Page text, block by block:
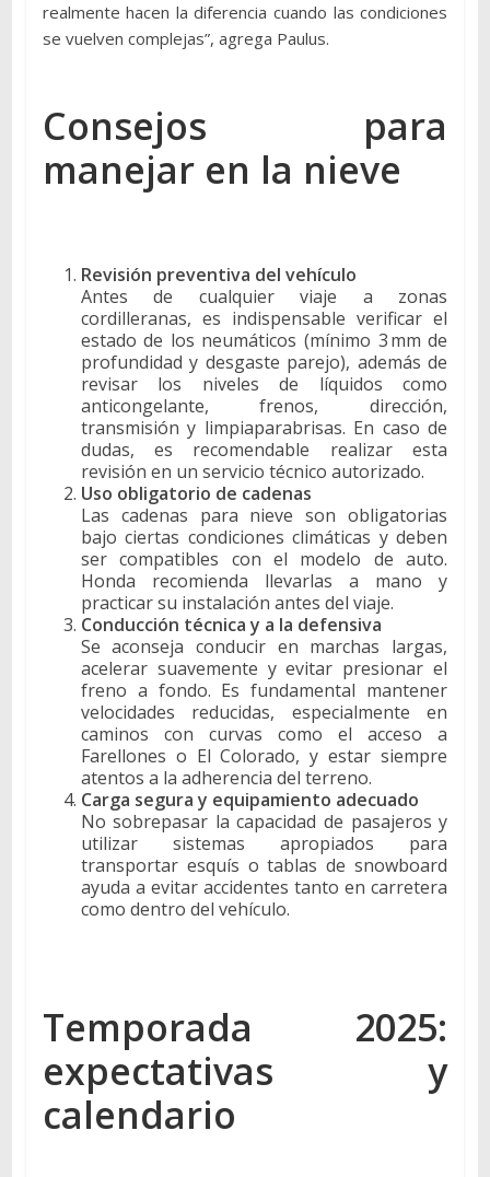
realmente hacen la diferencia cuando las condiciones
se vuelven complejas”, agrega Paulus.
Consejos para
manejar en la nieve
Revisión preventiva del vehículo
Antes de cualquier viaje a zonas
cordilleranas, es indispensable verificar el
estado de los neumáticos (mínimo 3 mm de
profundidad y desgaste parejo), además de
revisar los niveles de líquidos como
anticongelante, frenos, dirección,
transmisión y limpiaparabrisas. En caso de
dudas, es recomendable realizar esta
revisión en un servicio técnico autorizado.
Uso obligatorio de cadenas
Las cadenas para nieve son obligatorias
bajo ciertas condiciones climáticas y deben
ser compatibles con el modelo de auto.
Honda recomienda llevarlas a mano y
practicar su instalación antes del viaje.
Conducción técnica y a la defensiva
Se aconseja conducir en marchas largas,
acelerar suavemente y evitar presionar el
freno a fondo. Es fundamental mantener
velocidades reducidas, especialmente en
caminos con curvas como el acceso a
Farellones o El Colorado, y estar siempre
atentos a la adherencia del terreno.
Carga segura y equipamiento adecuado
No sobrepasar la capacidad de pasajeros y
utilizar sistemas apropiados para
transportar esquís o tablas de snowboard
ayuda a evitar accidentes tanto en carretera
como dentro del vehículo.
Temporada 2025:
expectativas y
calendario